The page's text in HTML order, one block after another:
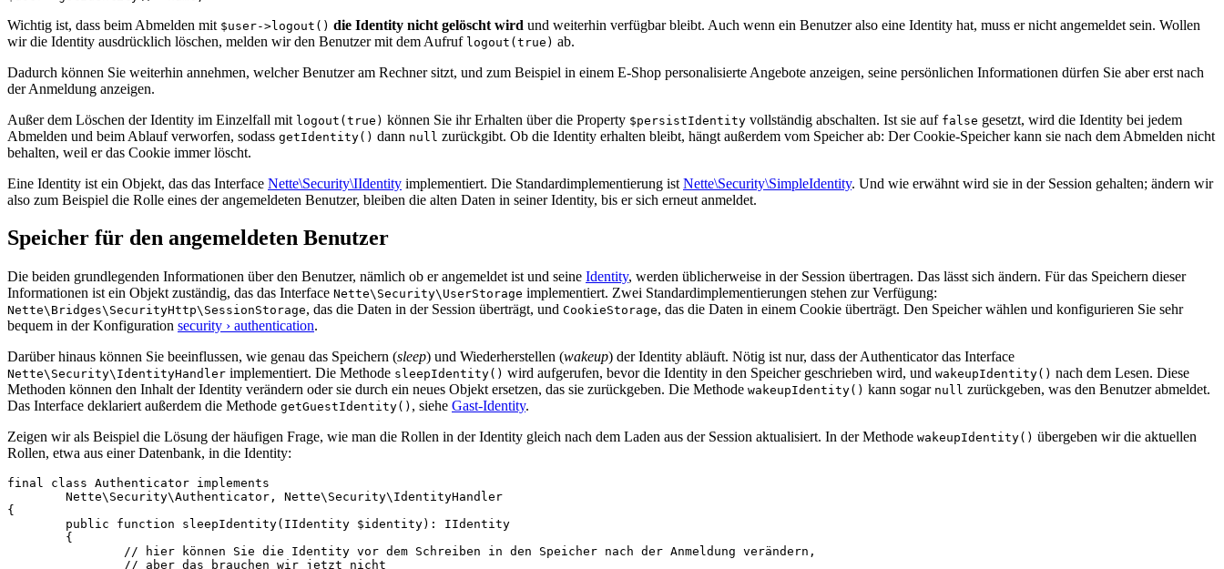
Wichtig ist, dass beim Abmelden mit $user->logout() die Identity nicht gelöscht wird und weiterhin verfügbar bleibt. Auch wenn ein Benutzer also eine Identity hat, muss er nicht angemeldet sein. Wollen
wir die Identity ausdrücklich löschen, melden wir den Benutzer mit dem Aufruf logout(true) ab.
Dadurch können Sie weiterhin annehmen, welcher Benutzer am Rechner sitzt, und zum Beispiel in einem E-Shop personalisierte Angebote anzeigen, seine persönlichen Informationen dürfen Sie aber erst nach
der Anmeldung anzeigen.
Außer dem Löschen der Identity im Einzelfall mit logout(true) können Sie ihr Erhalten über die Property $persistIdentity vollständig abschalten. Ist sie auf false gesetzt, wird die Identity bei jedem
Abmelden und beim Ablauf verworfen, sodass getIdentity() dann null zurückgibt. Ob die Identity erhalten bleibt, hängt außerdem vom Speicher ab: Der Cookie-Speicher kann sie nach dem Abmelden nicht
behalten, weil er das Cookie immer löscht.
Eine Identity ist ein Objekt, das das Interface Nette\Security\IIdentity implementiert. Die Standardimplementierung ist Nette\Security\SimpleIdentity. Und wie erwähnt wird sie in der Session gehalten; ändern wir
also zum Beispiel die Rolle eines der angemeldeten Benutzer, bleiben die alten Daten in seiner Identity, bis er sich erneut anmeldet.
Speicher für den angemeldeten Benutzer
Die beiden grundlegenden Informationen über den Benutzer, nämlich ob er angemeldet ist und seine Identity, werden üblicherweise in der Session übertragen. Das lässt sich ändern. Für das Speichern dieser
Informationen ist ein Objekt zuständig, das das Interface Nette\Security\UserStorage implementiert. Zwei Standardimplementierungen stehen zur Verfügung:
Nette\Bridges\SecurityHttp\SessionStorage, das die Daten in der Session überträgt, und CookieStorage, das die Daten in einem Cookie überträgt. Den Speicher wählen und konfigurieren Sie sehr
bequem in der Konfiguration security › authentication.
Darüber hinaus können Sie beeinflussen, wie genau das Speichern (sleep) und Wiederherstellen (wakeup) der Identity abläuft. Nötig ist nur, dass der Authenticator das Interface
Nette\Security\IdentityHandler implementiert. Die Methode sleepIdentity() wird aufgerufen, bevor die Identity in den Speicher geschrieben wird, und wakeupIdentity() nach dem Lesen. Diese
Methoden können den Inhalt der Identity verändern oder sie durch ein neues Objekt ersetzen, das sie zurückgeben. Die Methode wakeupIdentity() kann sogar null zurückgeben, was den Benutzer abmeldet.
Das Interface deklariert außerdem die Methode getGuestIdentity() , siehe Gast-Identity.
Zeigen wir als Beispiel die Lösung der häufigen Frage, wie man die Rollen in der Identity gleich nach dem Laden aus der Session aktualisiert. In der Methode wakeupIdentity() übergeben wir die aktuellen
Rollen, etwa aus einer Datenbank, in die Identity:
final class Authenticator implements
{